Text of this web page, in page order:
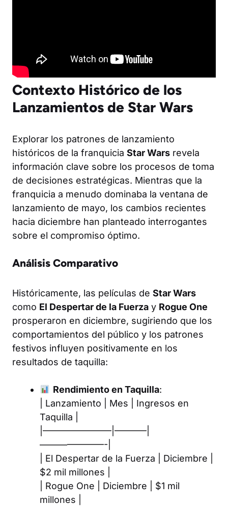
Contexto Histórico de los
Lanzamientos de Star Wars
Explorar los patrones de lanzamiento
históricos de la franquicia Star Wars revela
información clave sobre los procesos de toma
de decisiones estratégicas. Mientras que la
franquicia a menudo dominaba la ventana de
lanzamiento de mayo, los cambios recientes
hacia diciembre han planteado interrogantes
sobre el compromiso óptimo.
Análisis Comparativo
Históricamente, las películas de Star Wars
como El Despertar de la Fuerza y Rogue One
prosperaron en diciembre, sugiriendo que los
comportamientos del público y los patrones
festivos influyen positivamente en los
resultados de taquilla:
Rendimiento en Taquilla:
| Lanzamiento | Mes | Ingresos en
Taquilla |
|———————–|———–|
———————-|
| El Despertar de la Fuerza | Diciembre |
$2 mil millones |
| Rogue One | Diciembre | $1 mil
millones |